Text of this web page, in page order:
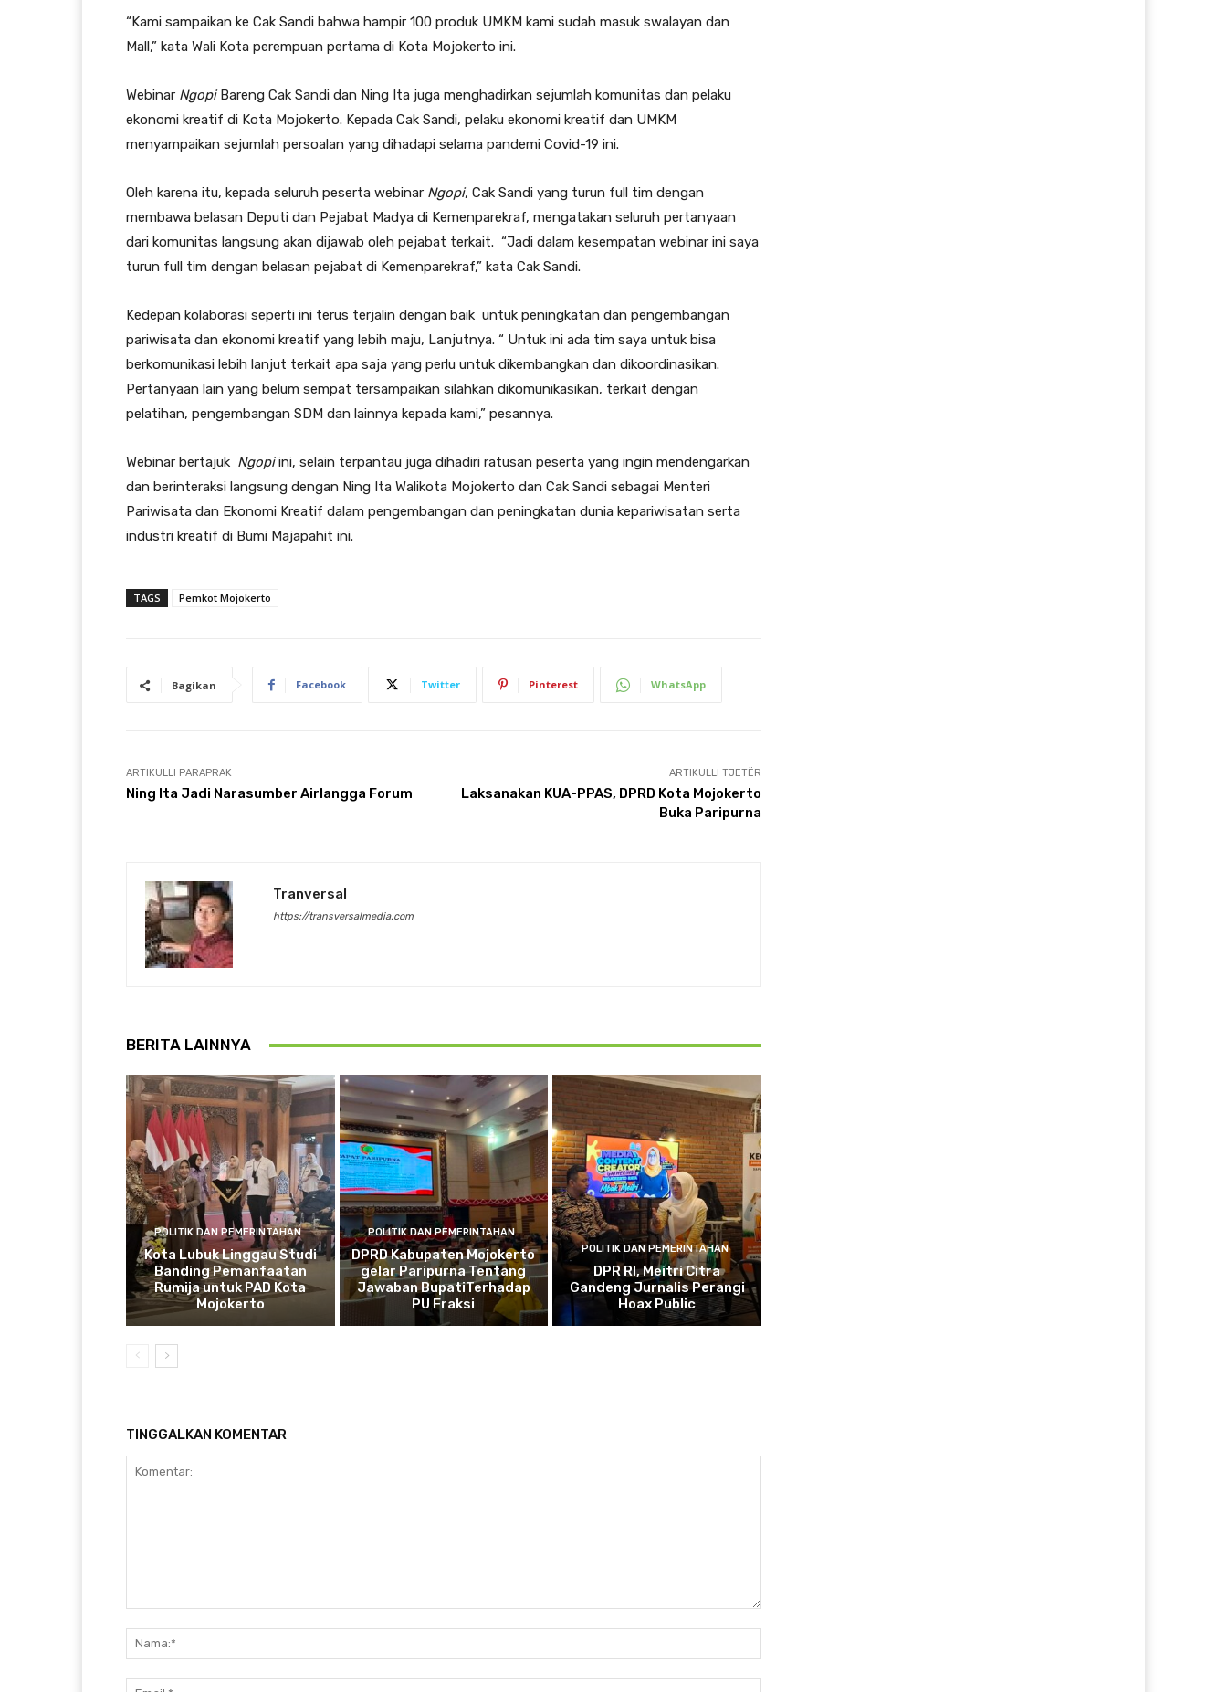
“Kami sampaikan ke Cak Sandi bahwa hampir 100 produk UMKM kami sudah masuk swalayan dan
Mall,” kata Wali Kota perempuan pertama di Kota Mojokerto ini.
Webinar NgopiBareng Cak Sandi dan Ning Ita juga menghadirkan sejumlah komunitas dan pelaku
ekonomi kreatif di Kota Mojokerto. Kepada Cak Sandi, pelaku ekonomi kreatif dan UMKM
menyampaikan sejumlah persoalan yang dihadapi selama pandemi Covid-19 ini.
Oleh karena itu, kepada seluruh peserta webinar Ngopi, Cak Sandi yang turun full tim dengan
membawa belasan Deputi dan Pejabat Madya di Kemenparekraf, mengatakan seluruh pertanyaan
dari komunitas langsung akan dijawab oleh pejabat terkait. “Jadi dalam kesempatan webinar ini saya
turun full tim dengan belasan pejabat di Kemenparekraf,” kata Cak Sandi.
Kedepan kolaborasi seperti ini terus terjalin dengan baik untuk peningkatan dan pengembangan
pariwisata dan ekonomi kreatif yang lebih maju, Lanjutnya. “ Untuk ini ada tim saya untuk bisa
berkomunikasi lebih lanjut terkait apa saja yang perlu untuk dikembangkan dan dikoordinasikan.
Pertanyaan lain yang belum sempat tersampaikan silahkan dikomunikasikan, terkait dengan
pelatihan, pengembangan SDM dan lainnya kepada kami,” pesannya.
Webinar bertajuk Ngopiini, selain terpantau juga dihadiri ratusan peserta yang ingin mendengarkan
dan berinteraksi langsung dengan Ning Ita Walikota Mojokerto dan Cak Sandi sebagai Menteri
Pariwisata dan Ekonomi Kreatif dalam pengembangan dan peningkatan dunia kepariwisatan serta
industri kreatif di Bumi Majapahit ini.
TAGS Pemkot Mojokerto
Bagikan Facebook Twitter Pinterest WhatsApp
ARTIKULLI PARAPRAK
Ning Ita Jadi Narasumber Airlangga Forum
ARTIKULLI TJETËR
Laksanakan KUA-PPAS, DPRD Kota Mojokerto
Buka Paripurna
Tranversal
https://transversalmedia.com
BERITA LAINNYA
POLITIK DAN PEMERINTAHAN
Kota Lubuk Linggau Studi
Banding Pemanfaatan
Rumija untuk PAD Kota
Mojokerto
POLITIK DAN PEMERINTAHAN
DPRD Kabupaten Mojokerto
gelar Paripurna Tentang
Jawaban BupatiTerhadap
PU Fraksi
POLITIK DAN PEMERINTAHAN
DPR RI, Meitri Citra
Gandeng Jurnalis Perangi
Hoax Public
TINGGALKAN KOMENTAR